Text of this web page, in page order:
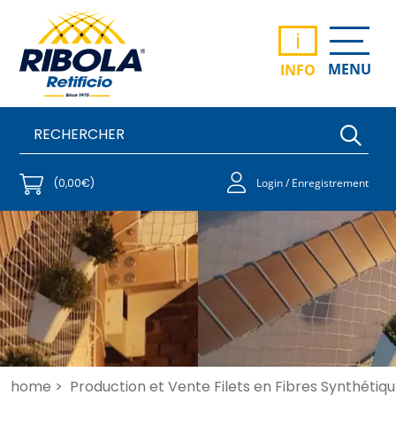
i
INFO MENU
(0,00€) Login / Enregistrement
home > Production et Vente Filets en Fibres